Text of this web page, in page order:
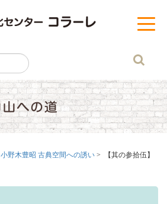
黒部
t
o
v
i
g
a
t
i
o
小野木豊昭 古典空間への誘い > 【其の参拾伍】